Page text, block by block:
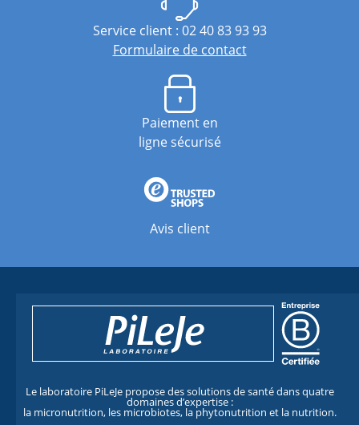
Service client : 02 40 83 93 93
Formulaire de contact
Paiement en
ligne sécurisé
Avis client
Le laboratoire PiLeJe propose des solutions de santé dans quatre
domaines d’expertise :
la micronutrition, les microbiotes, la phytonutrition et la nutrition.